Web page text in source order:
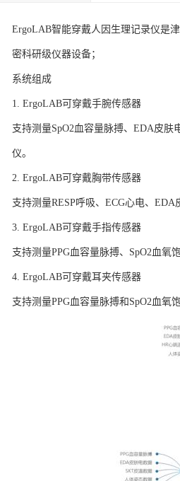
ErgoLAB智能穿戴人因生理记录仪是
密科研级仪器设备；
系统组成
1. ErgoLAB可穿戴手腕传感器
支持测量SpO2血容量脉搏、EDA皮
仪。
2. ErgoLAB可穿戴胸带传感器
支持测量RESP呼吸、ECG心电、
3. ErgoLAB可穿戴手指传感器
支持测量PPG血容量脉搏、SpO2血氧
4. ErgoLAB可穿戴耳夹传感器
支持测量PPG血容量脉搏和SpO2血氧